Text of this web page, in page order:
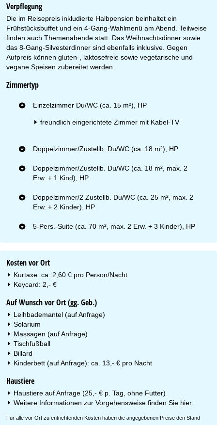
Verpflegung
Die im Reisepreis inkludierte Halbpension beinhaltet ein
Frühstücksbuffet und ein 4-Gang-Wahlmenü am Abend. Teilweise
finden auch Themenabende statt. Das Weihnachtsdinner sowie
das 8-Gang-Silvesterdinner sind ebenfalls inklusive. Gegen
Aufpreis können gluten-, laktosefreie sowie vegetarische und
vegane Speisen zubereitet werden.
Zimmertyp
Einzelzimmer Du/WC (ca. 15 m²), HP
freundlich eingerichtete Zimmer mit Kabel-TV
Doppelzimmer/Zustellb. Du/WC (ca. 18 m²), HP
Doppelzimmer/Zustellb. Du/WC (ca. 18 m², max. 2
Erw. + 1 Kind), HP
Doppelzimmer/2 Zustellb. Du/WC (ca. 25 m², max. 2
Erw. + 2 Kinder), HP
5-Pers.-Suite (ca. 70 m², max. 2 Erw. + 3 Kinder), HP
Kosten vor Ort
Kurtaxe: ca. 2,60 € pro Person/Nacht
Keycard: 2,- €
Auf Wunsch vor Ort (gg. Geb.)
Leihbademantel (auf Anfrage)
Solarium
Massagen (auf Anfrage)
Tischfußball
Billard
Kinderbett (auf Anfrage): ca. 13,- € pro Nacht
Haustiere
Haustiere auf Anfrage (25,- € p. Tag, ohne Futter)
Weitere Informationen zur Vorgehensweise finden Sie hier.
Für alle vor Ort zu entrichtenden Kosten haben die angegebenen Preise den Stand